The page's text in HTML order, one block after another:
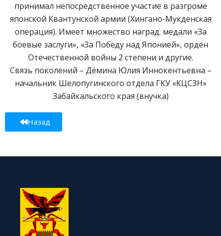
принимал непосредственное участие в разгроме
японской Квантунской армии (Хингано-Мукденская
операция). Имеет множество наград: медали «За
боевые заслуги», «За Победу над Японией», орден
Отечественной войны 2 степени и другие.
Связь поколений – Дёмина Юлия Иннокентьевна –
начальник Шелопугинского отдела ГКУ «КЦСЗН»
Забайкальского края (внучка)
Назад